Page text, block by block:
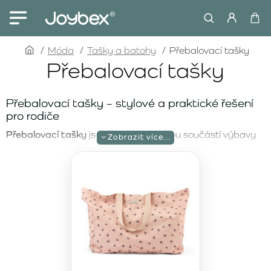
Přebalovací tašky
homeMóda Tašky a batohy Přebalovací tašky
Přebalovací tašky – stylové a praktické řešení
pro rodiče
Přebalovací tašky jsou neodmyslitelnou součástí výbavy
každého rodiče. Poskytují dostatek prostoru na plenky,
lahvičky, oblečení a všechny další nezbytnosti, které
delších cestách. Moderní přebalovací tašky jsou nejen
praktické, ale také designově atraktivní, takže se stanou
stylovým doplňkem vašeho každodenního života.
Přebalovací tašky pro tatínky – praktické řešení